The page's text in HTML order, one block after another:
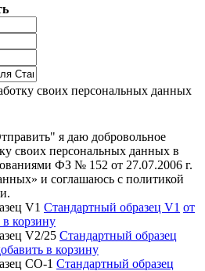
своих персональных данных
я даю добровольное
своих персональных данных в
ФЗ № 152 от 27.07.2006 г.
и соглашаюсь с политикой
Стандартный образец V1 от
в корзину
Стандартный образец
в корзину
Стандартный образец